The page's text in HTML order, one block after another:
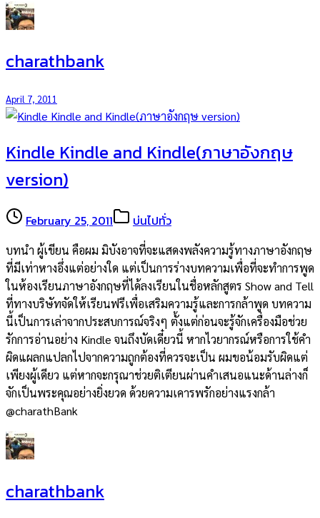
charathbank
April 7, 2011
Kindle Kindle and Kindle(ภาษาอังกฤษ
version)
February 25, 2011 บ่นไปทั่ว
บทนำ ผู้เขียน คือผม มิบังอาจที่จะแสดงพลังความรู้ทางภาษาอังกฤษ
ที่มีเท่าหางอึ่งแต่อย่างใด แต่เป็นการร่างบทความเพื่อที่จะทำการพูด
ในห้องเรียนภาษาอังกฤษที่ได้ลงเรียนในชื่อหลักสูตร Show and Tell
ที่ทางบริษัทจัดให้เรียนฟรีเพื่อเสริมความรู้และการกล้าพูด บทความ
นี้เป็นการเล่าจากประสบการณ์จริงๆ ตั้งแต่ก่อนจะรู้จักเครื่องมือช่วย
รักการอ่านอย่าง Kindle จนถึงบัดเดี๋ยวนี้ หากไวยากรณ์หรือการใช้คำ
ผิดแผลกแปลกไปจากความถูกต้องที่ควรจะเป็น ผมขอน้อมรับผิดแต่
เพียงผู้เดียว แต่หากจะกรุณาช่วยติเตียนผ่านคำเสนอแนะด้านล่างก็
จักเป็นพระคุณอย่างยิ่งยวด ด้วยความเคารพรักอย่างแรงกล้า
@charathBank
charathbank